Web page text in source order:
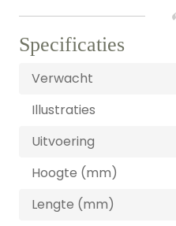
Specificaties
Verwacht
Illustraties
Uitvoering
Hoogte (mm)
Lengte (mm)